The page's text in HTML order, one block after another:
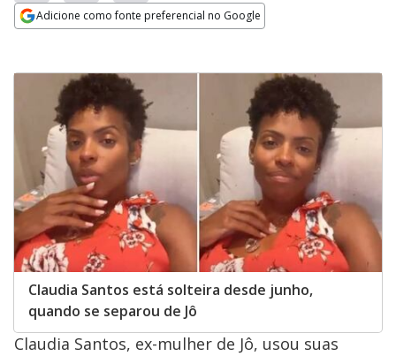
Adicione como fonte preferencial no Google
Claudia Santos está solteira desde junho,
quando se separou de Jô
Claudia Santos, ex-mulher de Jô, usou suas